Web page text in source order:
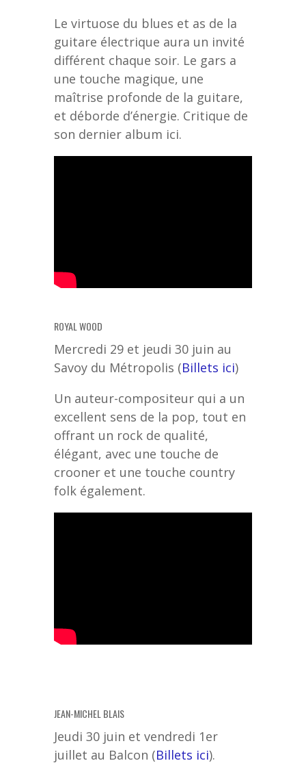
Le virtuose du blues et as de la
guitare électrique aura un invité
différent chaque soir. Le gars a
une touche magique, une
maîtrise profonde de la guitare,
et déborde d’énergie. Critique de
son dernier album ici.
ROYAL WOOD
Mercredi 29 et jeudi 30 juin au
Savoy du Métropolis (Billets ici)
Un auteur-compositeur qui a un
excellent sens de la pop, tout en
offrant un rock de qualité,
élégant, avec une touche de
crooner et une touche country
folk également.
JEAN-MICHEL BLAIS
Jeudi 30 juin et vendredi 1er
juillet au Balcon (Billets ici).